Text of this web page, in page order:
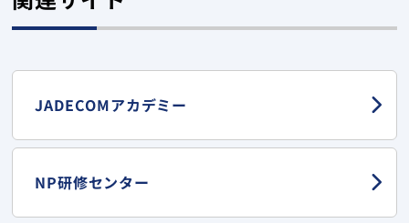
JADECOMアカデミー
NP研修センター